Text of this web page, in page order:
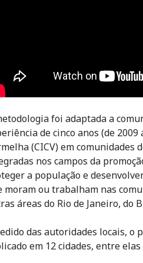
foi adaptada a
de cinco anos (de
(CICV) em comunidades
nos campos da
a população e
moram ou trabalham nas
áreas do Rio de Janeiro, do
das autoridades locais, o
em 12 cidades, entre